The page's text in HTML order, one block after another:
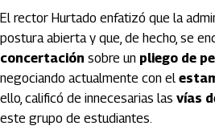
El rector Hurtado enfatizó que la
postura abierta y que, de hecho, se
concertación sobre un pliego de
negociando actualmente con el
ello, calificó de innecesarias las vías
este grupo de estudiantes.